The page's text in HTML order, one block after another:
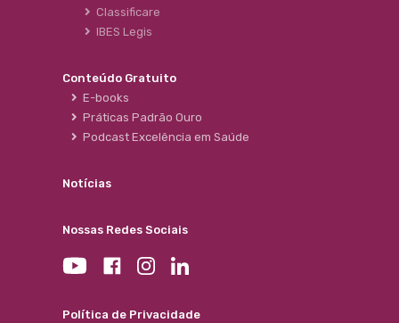
Classificare
IBES Legis
Conteúdo Gratuito
E-books
Práticas Padrão Ouro
Podcast Excelência em Saúde
Notícias
Nossas Redes Sociais
Política de Privacidade